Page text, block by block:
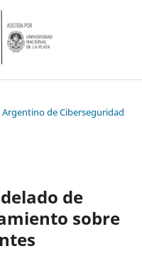
Argentino de Ciberseguridad
de
sobre